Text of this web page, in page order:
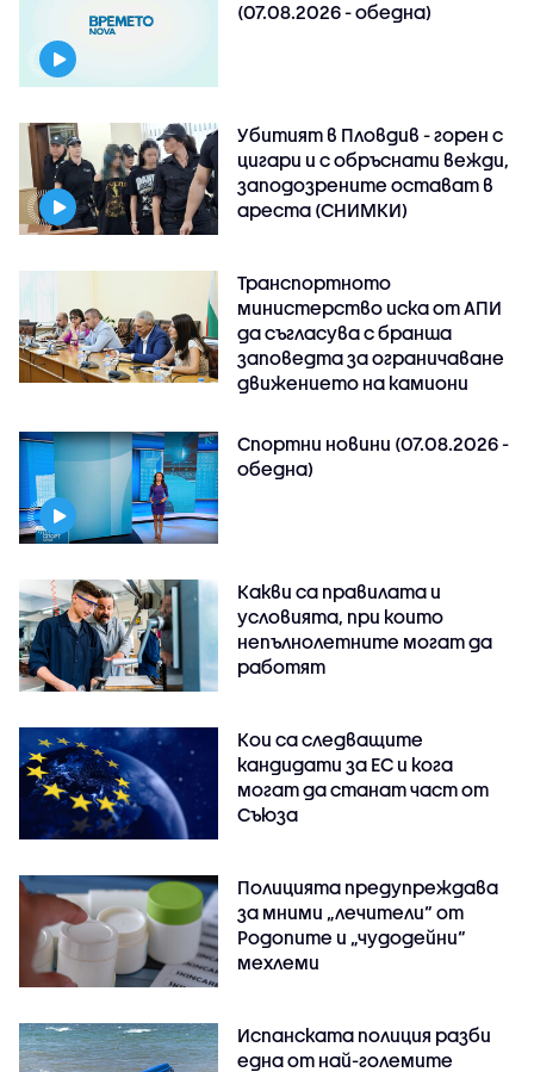
(07.08.2026 - обедна)
Убитият в Пловдив - горен с
цигари и с обръснати вежди,
заподозрените остават в
ареста (СНИМКИ)
Транспортното
министерство иска от АПИ
да съгласува с бранша
заповедта за ограничаване
движението на камиони
Спортни новини (07.08.2026 -
обедна)
Какви са правилата и
условията, при които
непълнолетните могат да
работят
Кои са следващите
кандидати за ЕС и кога
могат да станат част от
Съюза
Полицията предупреждава
за мними „лечители“ от
Родопите и „чудодейни“
мехлеми
Испанската полиция разби
една от най-големите